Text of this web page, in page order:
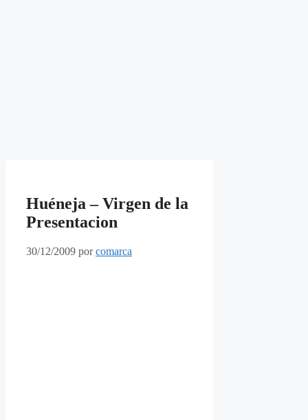
Huéneja – Virgen de la
Presentacion
30/12/2009 porcomarca